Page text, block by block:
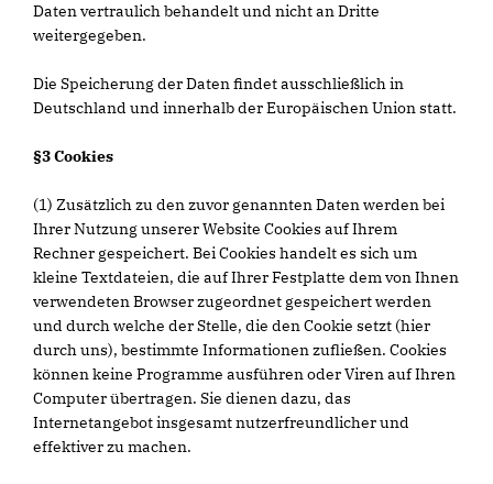
Daten vertraulich behandelt und nicht an Dritte
weitergegeben.
Die Speicherung der Daten findet ausschließlich in
Deutschland und innerhalb der Europäischen Union statt.
§3 Cookies
(1) Zusätzlich zu den zuvor genannten Daten werden bei
Ihrer Nutzung unserer Website Cookies auf Ihrem
Rechner gespeichert. Bei Cookies handelt es sich um
kleine Textdateien, die auf Ihrer Festplatte dem von Ihnen
verwendeten Browser zugeordnet gespeichert werden
und durch welche der Stelle, die den Cookie setzt (hier
durch uns), bestimmte Informationen zufließen. Cookies
können keine Programme ausführen oder Viren auf Ihren
Computer übertragen. Sie dienen dazu, das
Internetangebot insgesamt nutzerfreundlicher und
effektiver zu machen.